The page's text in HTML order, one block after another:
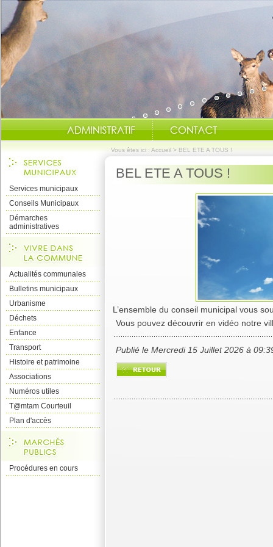
Vous êtes ici : Accueil > BEL ETE A TOUS !
Services municipaux
Conseils Municipaux
Démarches
administratives
Actualités communales
Bulletins municipaux
Urbanisme
Déchets
Enfance
Transport
Histoire et patrimoine
Associations
Numéros utiles
T@mtam Courteuil
Plan d'accès
Procédures en cours
BEL ETE A TOUS !
L’ensemble du conseil municipal vous
Vous pouvez découvrir en vidéo notre
Publié le Mercredi 15 Juillet 2026 à